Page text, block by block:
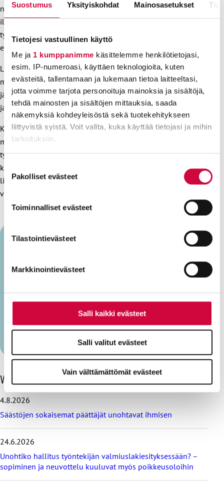
Suostumus Yksityiskohdat Mainosasetukset
Tietojesi vastuullinen käyttö
Me ja 1 kumppanimme käsittelemme henkilötietojasi,
esim. IP-numeroasi, käyttäen teknologioita, kuten
evästeitä, tallentamaan ja lukemaan tietoa laitteeltasi,
jotta voimme tarjota personoituja mainoksia ja sisältöjä,
tehdä mainosten ja sisältöjen mittauksia, saada
näkemyksiä kohdeyleisöstä sekä tuotekehitykseen
liittyvistä syistä. Voit valita, kuka käyttää tietojasi ja mihin
tarkoituksiin.
voit määrittää asetuksesi
. Voit muuttaa
parantavia, ja osaa käytetään tilastointi- tai
valinta
Pakolliset evästeet
Toiminnalliset evästeet
Tilastointievästeet
Markkinointievästeet
Salli kaikki evästeet
Salli valitut evästeet
Vain välttämättömät evästeet
neuvottelukierroksesta. Vastauksissa nousi esiin myös
ilmastonmuutos. Jäsenemme kertoivat heidän
työpaikkojensa kierrätysideoista, hävikin vähentämisestä ja
energiatehokkuudesta.
Liittomme käynnistää lähiaikoina laajan kartoituksen siitä,
miten ilmastonmuutos ja sen hillintä vaikuttavat
jäsentemme työhön. Tätä varten selvitetään mitä työpaikoilla
ja eri toimialoilla käytännössä tapahtuu.
Kun kartoitus on tehty, osaamme paremmin sanoa,
muuttuuko työn määrä, ja miten työtehtävät ja
työolosuhteet muuttuvat. Tämä myös kirkastaa
kokonaiskuvaa esimerkiksi siitä, millainen on jatkossa
liittomme rooli edunvalvojana sekä ympäristötiedon
välittäjänä jäsenistölle.
Jorma Peussa
Jorma Peussa on JHL:n erityisasiantuntija. Vapaa-
Näytä lisää kirjoittajalta (6)
O
h
a
v
i
i
m
e
Viimeisimmät blogit
4.8.2026
Säästöjen sokaisemat päättäjät unohtavat ihmisen
24.6.2026
Unohtiko hallitus työntekijän valmiuslakiesityksessään? –
sopiminen ja neuvottelu kuuluvat myös poikkeusoloihin